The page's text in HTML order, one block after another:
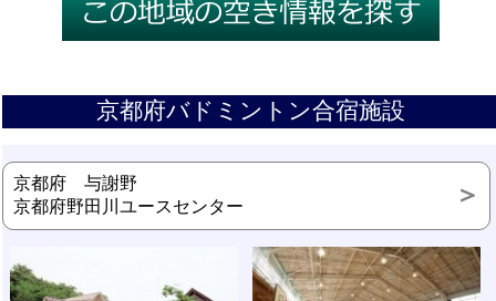
京都府バドミントン合宿施設
京都府 与謝野
京都府野田川ユースセンター